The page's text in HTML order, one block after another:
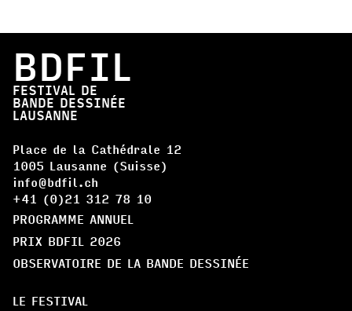
BDFIL
FESTIVAL DE
BANDE DESSINÉE
LAUSANNE
Place de la Cathédrale 12
1005 Lausanne (Suisse)
info@bdfil.ch
+41 (0)21 312 78 10
PROGRAMME ANNUEL
PRIX BDFIL 2026
OBSERVATOIRE DE LA BANDE DESSINÉE
LE FESTIVAL